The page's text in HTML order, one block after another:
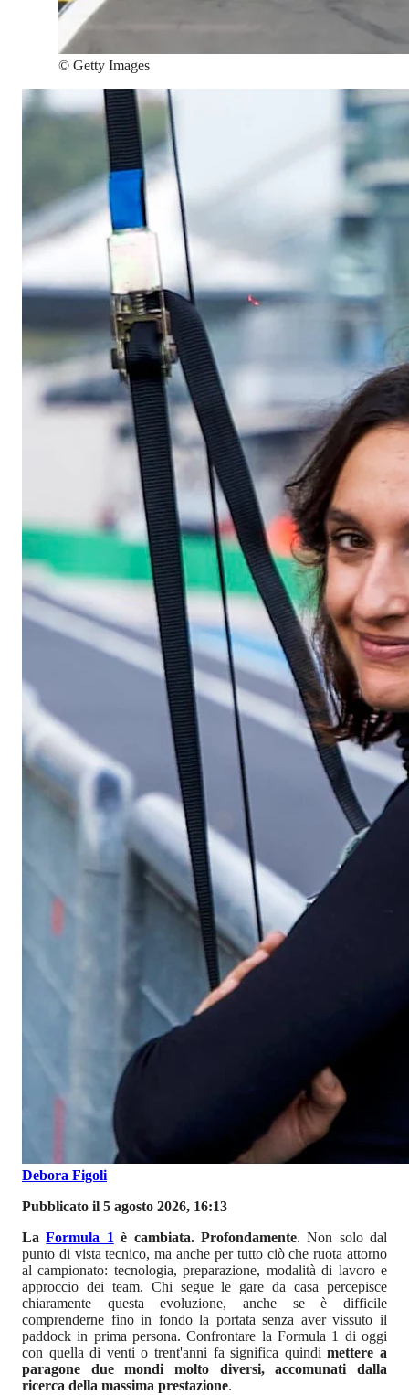
© Getty Images
Debora Figoli
Pubblicato il 5 agosto 2026, 16:13
LaFormula 1 è cambiata. Profondamente. Non solo dal
punto di vista tecnico, ma anche per tutto ciò che ruota attorno
al campionato: tecnologia, preparazione, modalità di lavoro e
approccio dei team. Chi segue le gare da casa percepisce
chiaramente questa evoluzione, anche se è difficile
comprenderne fino in fondo la portata senza aver vissuto il
paddock in prima persona. Confrontare la Formula 1 di oggi
con quella di venti o trent'anni fa significa quindimettere a
paragone due mondi molto diversi, accomunati dalla
ricerca della massima prestazione.